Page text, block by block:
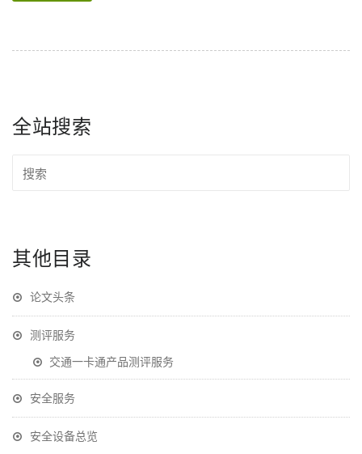
全站搜索
其他目录
论文头条
测评服务
交通一卡通产品测评服务
安全服务
安全设备总览